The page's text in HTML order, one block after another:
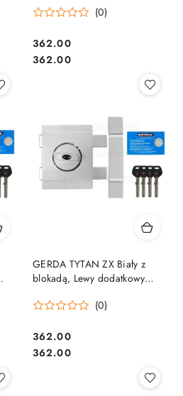
(0)
Cena:
362.00
Cena:
362.00
GERDA TYTAN ZX Biały z
blokadą, Lewy dodatkowy
(0)
Cena:
362.00
Cena:
362.00